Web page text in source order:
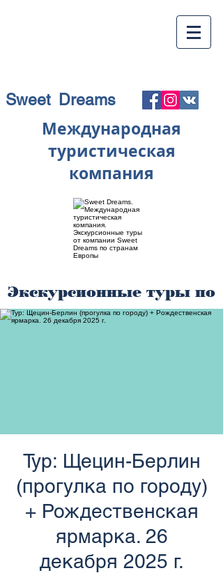
Sweet Dreams
Международная
туристическая
компания
Экскурсионные туры по
странам Европы
Тур: Щецин-Берлин
(прогулка по городу)
+ Рождественская
ярмарка. 26
декабря 2025 г.